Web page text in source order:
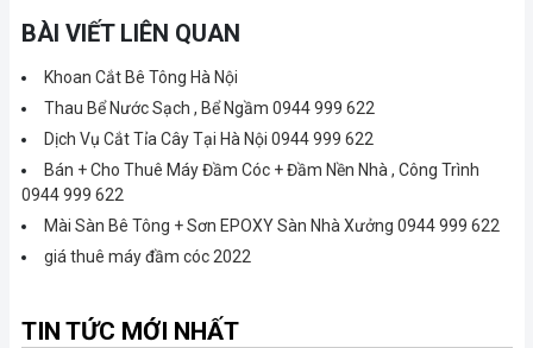
BÀI VIẾT LIÊN QUAN
Khoan Cắt Bê Tông Hà Nội
Thau Bể Nước Sạch , Bể Ngầm 0944 999 622
Dịch Vụ Cắt Tỉa Cây Tại Hà Nội 0944 999 622
Bán + Cho Thuê Máy Đầm Cóc + Đầm Nền Nhà , Công Trình
0944 999 622
Mài Sàn Bê Tông + Sơn EPOXY Sàn Nhà Xưởng 0944 999 622
giá thuê máy đầm cóc 2022
TIN TỨC MỚI NHẤT